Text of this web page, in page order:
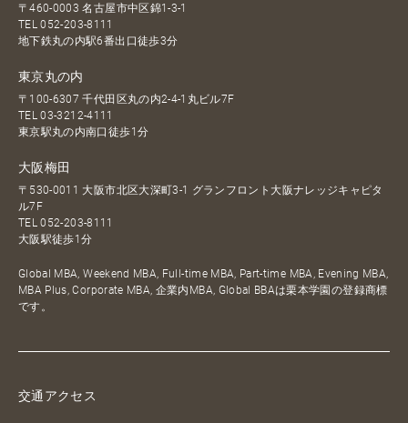
〒460-0003 名古屋市中区錦1-3-1
TEL052-203-8111
地下鉄丸の内駅6番出口徒歩3分
東京丸の内
〒100-6307 千代田区丸の内2-4-1丸ビル7F
TEL03-3212-4111
東京駅丸の内南口徒歩1分
大阪梅田
〒530-0011 大阪市北区大深町3-1 グランフロント大阪ナレッジキャピタ
ル7F
TEL052-203-8111
大阪駅徒歩1分
Global MBA, Weekend MBA, Full-time MBA, Part-time MBA, Evening MBA,
MBA Plus, Corporate MBA, 企業内MBA, Global BBAは栗本学園の登録商標
です。
交通アクセス